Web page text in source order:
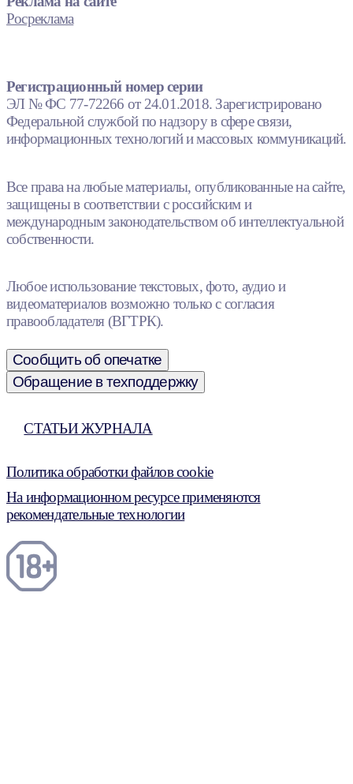
Росреклама
Регистрационный номер серии
ЭЛ № ФС 77-72266 от 24.01.2018. Зарегистрировано
Федеральной службой по надзору в сфере связи,
информационных технологий и массовых коммуникаций.
Все права на любые материалы, опубликованные на сайте,
защищены в соответствии с российским и
международным законодательством об интеллектуальной
собственности.
Любое использование текстовых, фото, аудио и
видеоматериалов возможно только с согласия
правообладателя (ВГТРК).
Сообщить об опечатке
Обращение в техподдержку
СТАТЬИ ЖУРНАЛА
Политика обработки файлов cookie
На информационном ресурсе применяются
рекомендательные технологии